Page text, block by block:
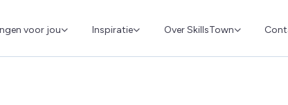
voor jou Inspiratie Over SkillsTown